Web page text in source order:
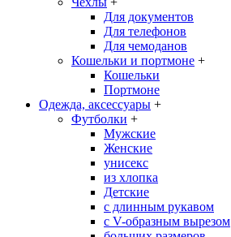
Для документов
Для телефонов
Для чемоданов
Кошельки и портмоне +
Кошельки
Портмоне
Одежда, аксессуары +
Футболки +
Мужские
Женские
унисекс
из хлопка
Детские
с длинным рукавом
с V-образным вырезом